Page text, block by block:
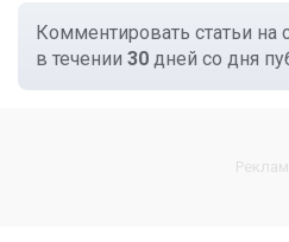
Комментировать статьи на
в течении 30 дней со дня